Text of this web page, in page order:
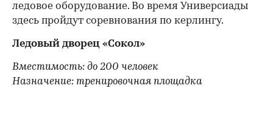
ледовое оборудование. Во время Универсиады
здесь пройдут соревнования по керлингу.
Ледовый дворец «Сокол»
Вместимость: до 200 человек
Назначение: тренировочная площадка